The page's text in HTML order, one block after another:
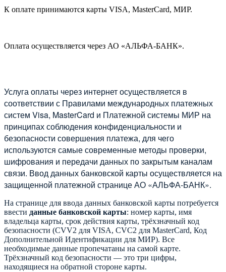
К оплате принимаются карты VISA, MasterCard, МИР.
Оплата осуществляется через АО «АЛЬФА-БАНК».
Услуга оплаты через интернет осуществляется в
соответствии с Правилами международных платежных
систем Visa, MasterCard и Платежной системы МИР на
принципах соблюдения конфиденциальности и
безопасности совершения платежа, для чего
используются самые современные методы проверки,
шифрования и передачи данных по закрытым каналам
связи. Ввод данных банковской карты осуществляется на
защищенной платежной странице АО «АЛЬФА-БАНК».
На странице для ввода данных банковской карты потребуется
ввести данные банковской карты: номер карты, имя
владельца карты, срок действия карты, трёхзначный код
безопасности (CVV2 для VISA, CVC2 для MasterCard, Код
Дополнительной Идентификации для МИР). Все
необходимые данные пропечатаны на самой карте.
Трёхзначный код безопасности — это три цифры,
находящиеся на обратной стороне карты.